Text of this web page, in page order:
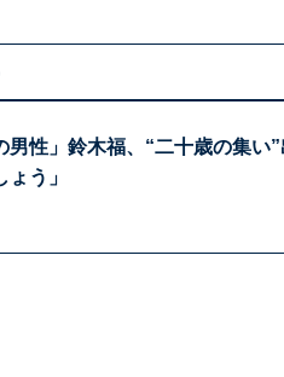
男性」鈴木福、“二十歳の集い
う」